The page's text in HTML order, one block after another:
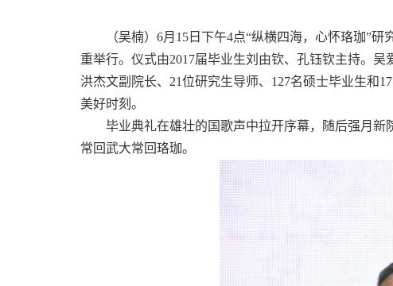
（吴楠）6月15日下午4点“纵横四海，心怀珞珈”
重举行。仪式由2017届毕业生刘由钦、孔钰钦主持。
洪杰文副院长、21位研究生导师、127名硕士毕业生和
美好时刻。
毕业典礼在雄壮的国歌声中拉开序幕，随后强月
常回武大常回珞珈。